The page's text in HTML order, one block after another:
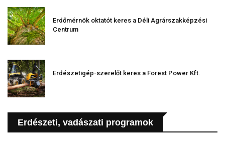
Erdőmérnök oktatót keres a Déli Agrárszakképzési
Centrum
Erdészetigép-szerelőt keres a Forest Power Kft.
Erdészeti, vadászati programok